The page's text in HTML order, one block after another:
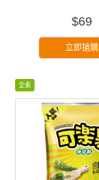
$69
立即搶購
全素